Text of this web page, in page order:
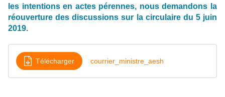
les intentions en actes pérennes, nous demandons la
réouverture des discussions sur la circulaire du 5 juin
2019.
Télécharger courrier_ministre_aesh